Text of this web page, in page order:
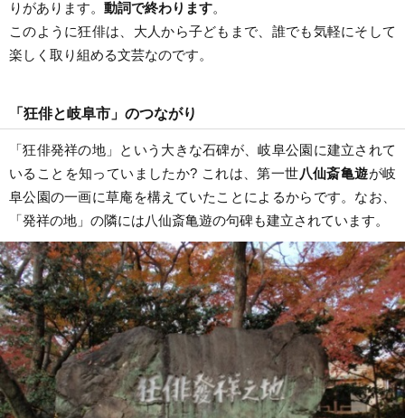
りがあります。 動詞で終わります。
このように狂俳は、大人から子どもまで、誰でも気軽にそして
楽しく取り組める文芸なのです。
「狂俳と岐阜市」のつながり
「狂俳発祥の地」という大きな石碑が、岐阜公園に建立されて
いることを知っていましたか? これは、第一世八仙斎亀遊が岐
阜公園の一画に草庵を構えていたことによるからです。なお、
「発祥の地」の隣には八仙斎亀遊の句碑も建立されています。